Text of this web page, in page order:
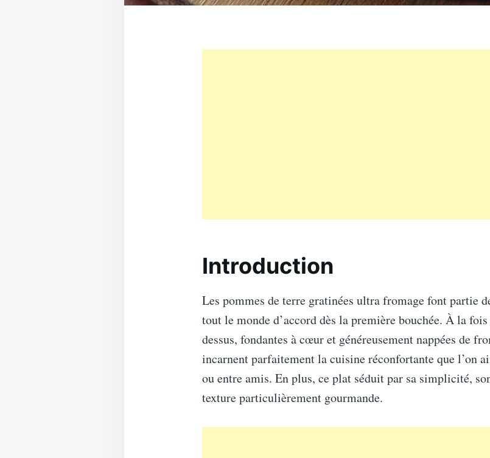
Introduction
Les pommes de terre gratinées ultra fromage font partie
tout le monde d’accord dès la première bouchée. À la
dessus, fondantes à cœur et généreusement nappées de
incarnent parfaitement la cuisine réconfortante que l’on
ou entre amis. En plus, ce plat séduit par sa simplicité,
texture particulièrement gourmande.